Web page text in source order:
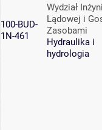
100-BUD-
1N-461
Wydział
Lądowej i
Zasobami
Hydraulika i
hydrologia